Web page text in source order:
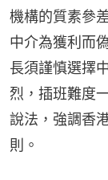
機構的質素參
中介為獲利而
長須謹慎選擇
烈，插班難度
說法，強調香
則。